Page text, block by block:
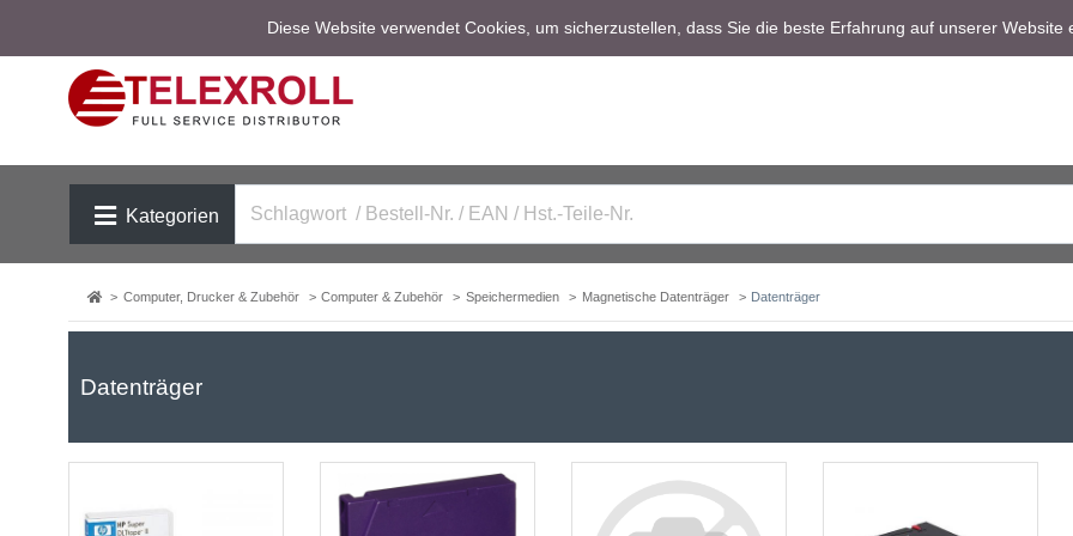
Kategorien
Computer, Drucker & Zubehör Computer & Zubehör Speichermedien Magnetische Datenträger Datenträger
Datenträger
Diese Website verwendet Cookies, um sicherzustellen, dass Sie die beste Erfahrung auf unserer Website